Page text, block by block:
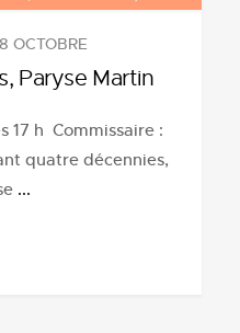
OCTOBRE
Paryse Martin
17 h Commissaire :
quatre décennies,
...